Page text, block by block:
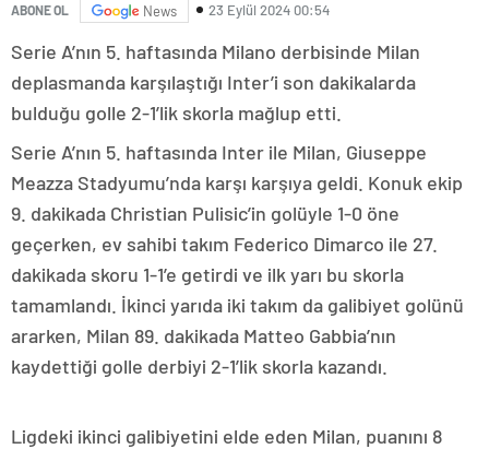
ABONE OL News 23 Eylül 2024 00:54
Serie A’nın 5. haftasında Milano derbisinde Milan
deplasmanda karşılaştığı Inter’i son dakikalarda
bulduğu golle 2-1’lik skorla mağlup etti.
Serie A’nın 5. haftasında Inter ile Milan, Giuseppe
Meazza Stadyumu’nda karşı karşıya geldi. Konuk ekip
9. dakikada Christian Pulisic’in golüyle 1-0 öne
geçerken, ev sahibi takım Federico Dimarco ile 27.
dakikada skoru 1-1’e getirdi ve ilk yarı bu skorla
tamamlandı. İkinci yarıda iki takım da galibiyet golünü
ararken, Milan 89. dakikada Matteo Gabbia’nın
kaydettiği golle derbiyi 2-1’lik skorla kazandı.
Ligdeki ikinci galibiyetini elde eden Milan, puanını 8